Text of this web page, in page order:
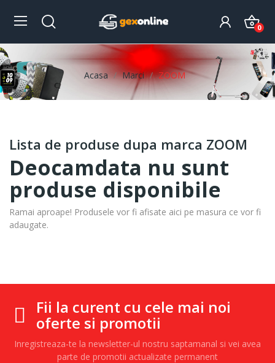
0
Acasa Marci ZOOM
Lista de produse dupa marca ZOOM
Deocamdata nu sunt
produse disponibile
Ramai aproape! Produsele vor fi afisate aici pe masura ce vor fi
adaugate.
Fii la curent cu cele mai noi
oferte si promotii
Inregistreaza-te la newsletter-ul nostru saptamanal si vei avea
parte de promotii actualizate permanent